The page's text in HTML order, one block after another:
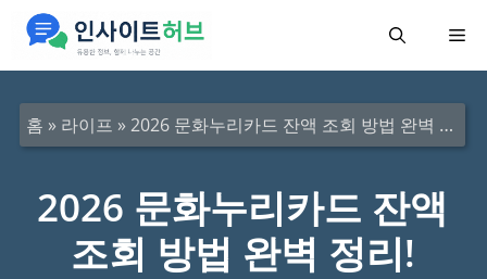
메
홈 » 라이프 »2026 문화누리카드 잔액 조회 방법 완벽 정리!
2026 문화누리카드 잔액
조회 방법 완벽 정리!